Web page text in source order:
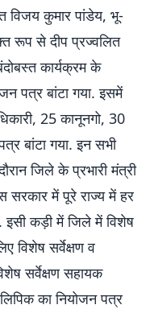
विजय कुमार पांडेय, भू-
रूप से दीप प्रज्वलित
कार्यक्रम के
पत्र बांटा गया. इसमें
25 कानूनगो, 30
बांटा गया. इन सभी
जिले के प्रभारी मंत्री
सरकार में पूरे राज्य में हर
इसी कड़ी में जिले में विशेष
विशेष सर्वेक्षण व
सर्वेक्षण सहायक
का नियोजन पत्र